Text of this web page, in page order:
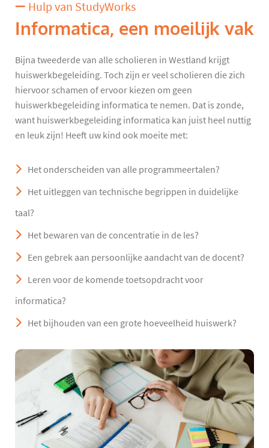
Hulp van StudyWorks
Informatica, een moeilijk vak
Bijna tweederde van alle scholieren in Westland krijgt
huiswerkbegeleiding. Toch zijn er veel scholieren die zich
hiervoor schamen of ervoor kiezen om geen
huiswerkbegeleiding informatica te nemen. Dat is zonde,
want huiswerkbegeleiding informatica kan juist heel nuttig
en leuk zijn! Heeft uw kind ook moeite met:
Het onderscheiden van alle programmeertalen?
Het uitleggen van technische begrippen in duidelijke
taal?
Het bewaren van de concentratie in de les?
Een gebrek aan persoonlijke aandacht van de docent?
Leren voor de komende toetsopdracht voor
informatica?
Het bijhouden van een grote hoeveelheid huiswerk?